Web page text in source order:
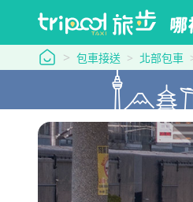
tripool 旅步
包車接送 北部包車